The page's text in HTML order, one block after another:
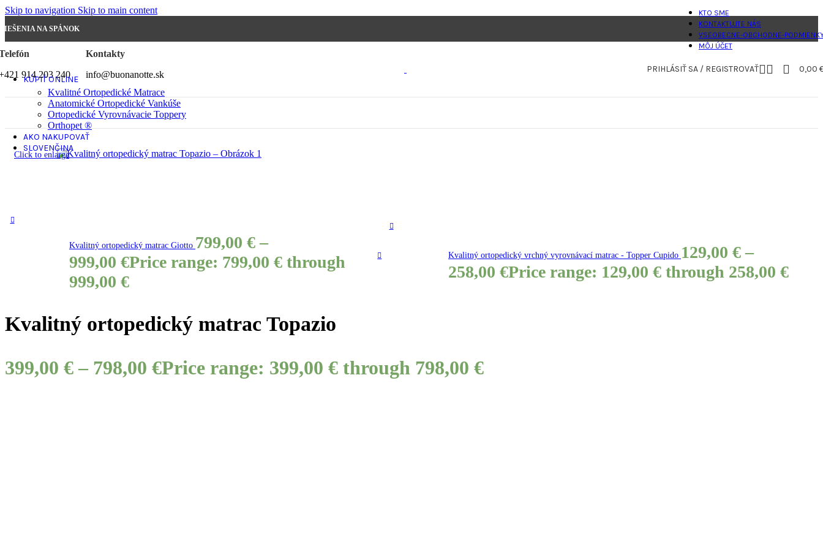
Skip to navigation Skip to main content
NA SPÁNOK
KTO SME
KONTAKTUJTE NÁS
VSEOBECNE-OBCHODNE-
MÔJ ÚČET
914 203 240
Kontakty
info@buonanotte.sk
PRIHLÁSIŤ SA / REGISTROVAŤ 0,00
KÚPIŤ ONLINE
Kvalitné Ortopedické Matrace
Anatomické Ortopedické Vankúše
Ortopedické Vyrovnávacie Toppery
Orthopet ®
AKO NAKUPOVAŤ
SLOVENČINA
Click to enlarge
Kvalitný ortopedický matrac Giotto 799,00 € –
999,00 €Price range: 799,00 € through
999,00 €
Kvalitný ortopedický vrchný vyrovnávací matrac - Topper Cupido 129,00€ –
258,00€Price range: 129,00 € through 258,00 €
Kvalitný ortopedický matrac Topazio
399,00 € – 798,00 €Price range: 399,00 € through 798,00 €